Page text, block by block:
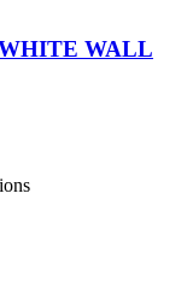
WALL